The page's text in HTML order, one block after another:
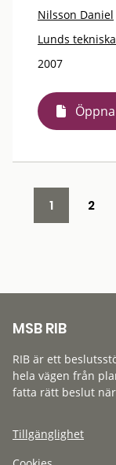
Nilsson Daniel
Lunds
2007
1 2
MSB RIB
RIB är ett
hela vägen från
fatta rätt beslut
Tillgänglighet